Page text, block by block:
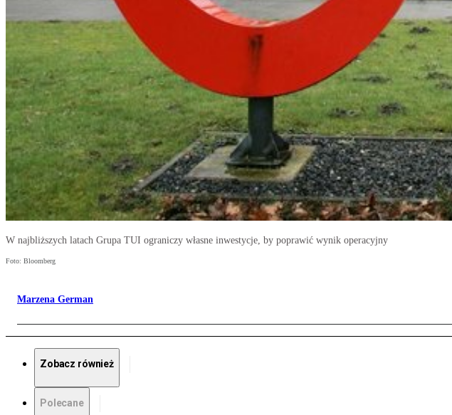
W najbliższych latach Grupa TUI ograniczy własne inwestycje, by poprawić wynik operacyjny
Foto: Bloomberg
Marzena German
Zobacz również
Polecane